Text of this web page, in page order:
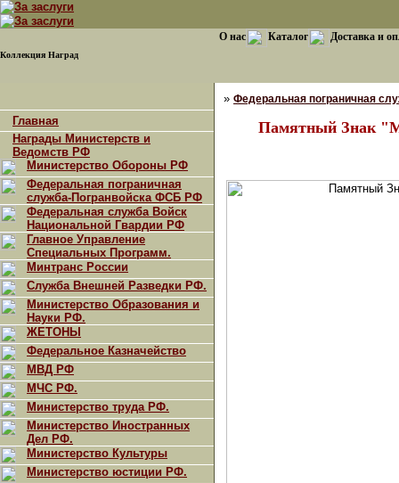
Коллекция Наград
О нас Каталог Доставка и
Главная
Награды Министерств и
Ведомств РФ
Министерство Обороны РФ
Федеральная пограничная
служба-Погранвойска ФСБ РФ
Федеральная служба Войск
Национальной Гвардии РФ
Главное Управление
Специальных Программ.
Минтранс России
Служба Внешней Разведки РФ.
Министерство Образования и
Науки РФ.
ЖЕТОНЫ
Федеральное Казначейство
МВД РФ
МЧС РФ.
Министерство труда РФ.
Министерство Иностранных
Дел РФ.
Министерство Культуры
Министерство юстиции РФ.
» Федеральная пограничная
Памятный Знак